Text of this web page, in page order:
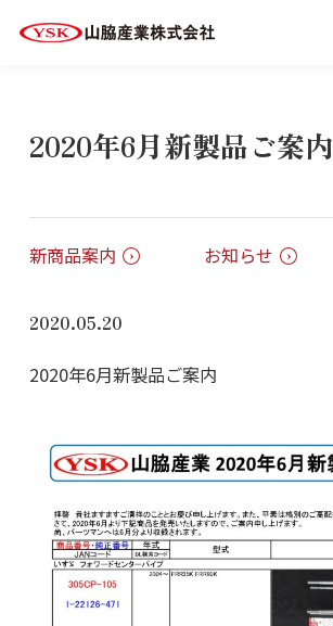
HOME 新着情報一覧
2020年6月新製品ご案内
新商品案内 お知らせ
2020.05.20
2020年6月新製品ご案内